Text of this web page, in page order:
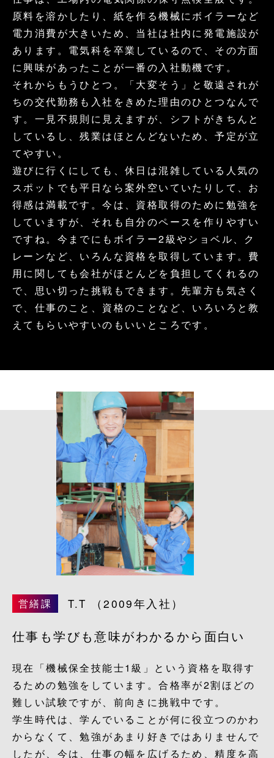
富山製紙での働き方
職場紹介
先輩インタビュー
数字で見る富山製紙
募集要項
お問い合わせ
コーポレートサイトへ
原料を溶かしたり、紙を作る機械にボイラーなど
電力消費が大きいため、当社は社内に発電施設が
あります。電気科を卒業しているので、その方面
に興味があったことが一番の入社動機です。
それからもうひとつ。「大変そう」と敬遠されが
ちの交代勤務も入社をきめた理由のひとつなんで
す。一見不規則に見えますが、シフトがきちんと
しているし、残業はほとんどないため、予定が立
てやすい。
遊びに行くにしても、休日は混雑している人気の
スポットでも平日なら案外空いていたりして、お
得感は満載です。今は、資格取得のために勉強を
していますが、それも自分のペースを作りやすい
ですね。今までにもボイラー2級やショベル、ク
レーンなど、いろんな資格を取得しています。費
用に関しても会社がほとんどを負担してくれるの
で、思い切った挑戦もできます。先輩方も気さく
で、仕事のこと、資格のことなど、いろいろと教
えてもらいやすいのもいいところです。
営繕課 T.T （2009年入社）
仕事も学びも意味がわかるから面白い
現在「機械保全技能士1級」という資格を取得す
るための勉強をしています。合格率が2割ほどの
難しい試験ですが、前向きに挑戦中です。
学生時代は、学んでいることが何に役立つのかわ
からなくて、勉強があまり好きではありませんで
したが、今は、仕事の幅を広げるため、精度を高